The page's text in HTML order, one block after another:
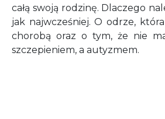
całą swoją rodzinę. Dlaczego
jak najwcześniej. O odrze,
chorobą oraz o tym, że nie
szczepieniem, a autyzmem.